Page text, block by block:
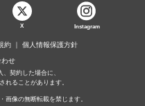
X Instagram
約 個人情報保護方針
わせ
契約した場合に、
れることがあります。
画像の無断転載を禁じます。